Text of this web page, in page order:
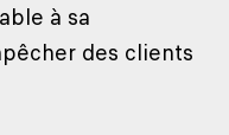
à sa
des clients